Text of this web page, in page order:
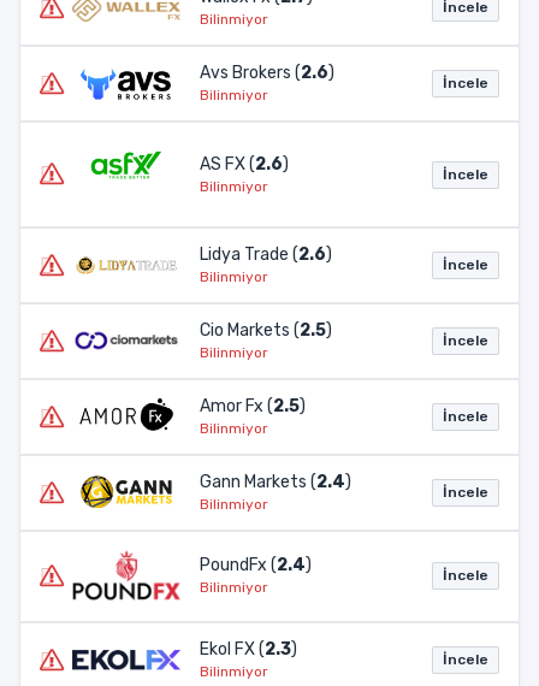
Bilinmiyor
İncele
Avs Brokers (2.6)
Bilinmiyor
İncele
AS FX (2.6)
Bilinmiyor
İncele
Lidya Trade (2.6)
Bilinmiyor
İncele
Cio Markets (2.5)
Bilinmiyor
İncele
Amor Fx (2.5)
Bilinmiyor
İncele
Gann Markets (2.4)
Bilinmiyor
İncele
PoundFx (2.4)
Bilinmiyor
İncele
Ekol FX (2.3)
Bilinmiyor
İncele